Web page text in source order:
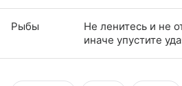
Рыбы
Не ленитесь и не
иначе упустите